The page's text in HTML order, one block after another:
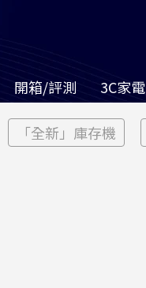
開箱/評測 3C家電
「全新」庫存機